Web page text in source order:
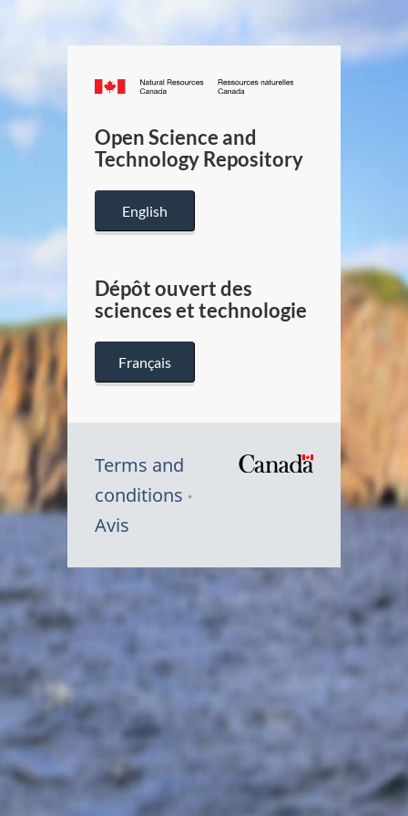
Canada.ca
/
Canada
Open Science and
Technology Repository
English
Dépôt ouvert des
sciences et technologie
Français
Terms and
conditions
Avis
Symbole
Canada